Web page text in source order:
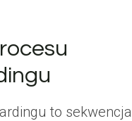
to sekwencja